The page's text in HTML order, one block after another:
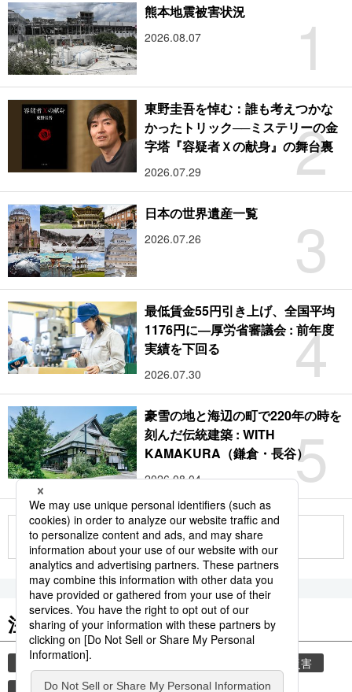
1
熊本地震被害状況
2026.08.07
2
東野圭吾を悼む：誰も考えつかな
かったトリック──ミステリーの金
字塔『容疑者Ｘの献身』の舞台裏
2026.07.29
3
日本の世界遺産一覧
2026.07.26
4
最低賃金55円引き上げ、全国平均
1176円に―厚労省審議会 : 前年度
実績を下回る
2026.07.30
5
豪雪の地と海辺の町で220年の時を
刻んだ伝統建築 : WITH
KAMAKURA（鎌倉・長谷）
2026.08.04
もっと見る
注目のキーワード
共同通信ニュース
災害